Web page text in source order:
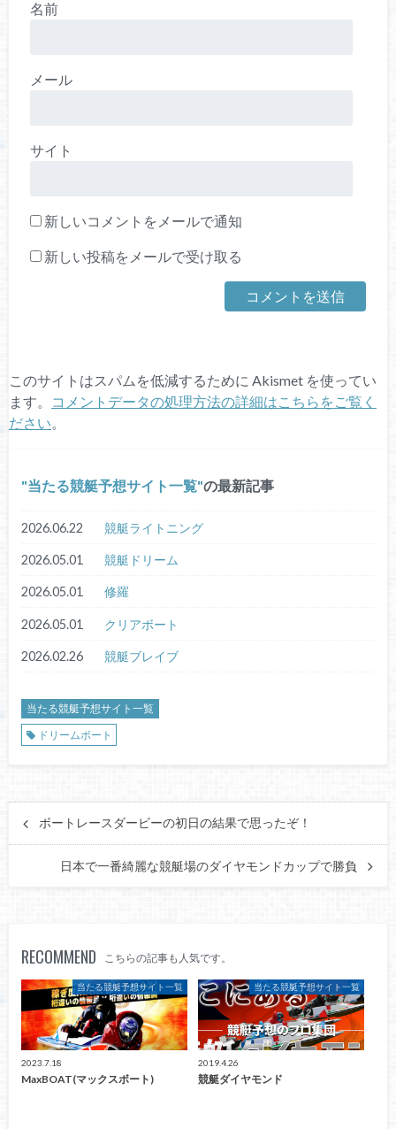
名前
メール
サイト
新しいコメントをメールで通知
新しい投稿をメールで受け取る
このサイトはスパムを低減するために Akismet を使ってい
ます。
コメントデータの処理方法の詳細はこちらをご覧く
ださい。
当たる競艇予想サイト一覧 の最新記事
2026.06.22 競艇ライトニング
2026.05.01 競艇ドリーム
2026.05.01 修羅
2026.05.01 クリアボート
2026.02.26 競艇ブレイブ
当たる競艇予想サイト一覧
ドリームボート
ボートレースダービーの初日の結果で思ったぞ！
日本で一番綺麗な競艇場のダイヤモンドカップで勝負
RECOMMEND こちらの記事も人気です。
当たる競艇予想サイト一覧
2023.7.18
MaxBOAT(マックスボート)
当たる競艇予想サイト一覧
2019.4.26
競艇ダイヤモンド